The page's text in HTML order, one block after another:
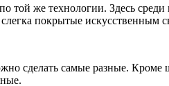
той же технологии. Здесь
покрытые искусственным
сделать самые разные.